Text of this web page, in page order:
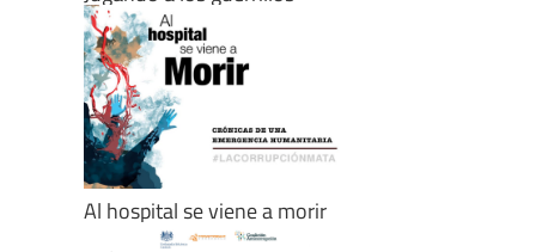
Al hospital se viene a morir